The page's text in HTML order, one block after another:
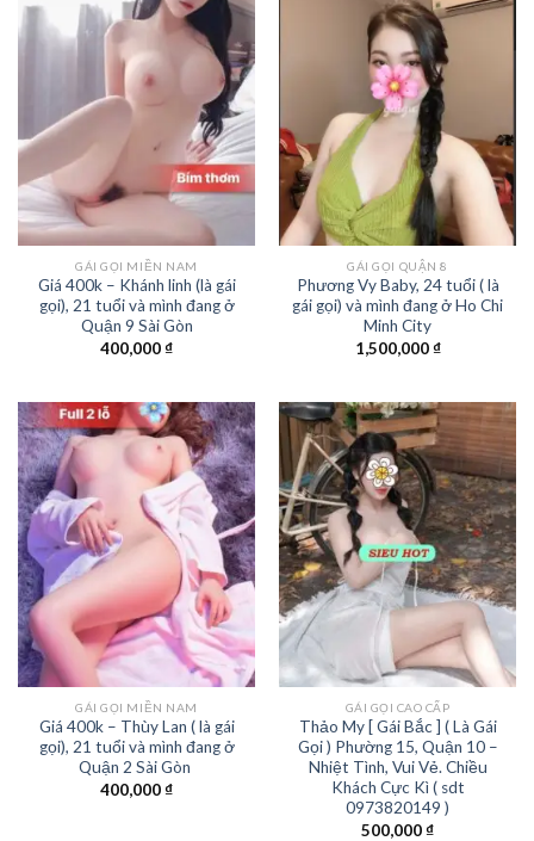
GÁI GỌI MIỀN NAM
Giá 400k – Khánh linh (là gái
gọi), 21 tuổi và mình đang ở
Quận 9 Sài Gòn
400,000₫
GÁI GỌI QUẬN 8
Phương Vy Baby, 24 tuổi ( là
gái gọi) và mình đang ở Ho Chi
Minh City
1,500,000₫
GÁI GỌI MIỀN NAM
Giá 400k – Thùy Lan ( là gái
gọi), 21 tuổi và mình đang ở
Quận 2 Sài Gòn
400,000₫
GÁI GỌI CAO CẤP
Thảo My [ Gái Bắc ] ( Là Gái
Gọi ) Phường 15, Quận 10 –
Nhiệt Tình, Vui Vẻ. Chiều
Khách Cực Kì ( sdt
0973820149 )
500,000₫